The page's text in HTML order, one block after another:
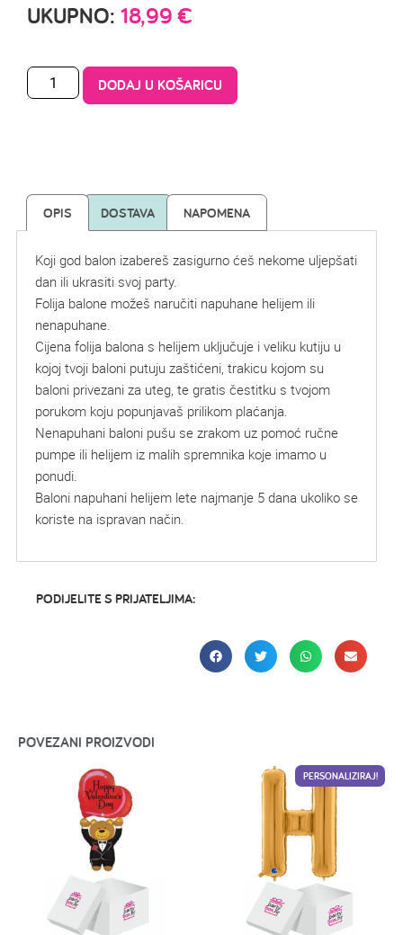
UKUPNO: 18,99€
DODAJ U KOŠARICU
OPIS DOSTAVA NAPOMENA
Koji god balon izabereš zasigurno ćeš nekome uljepšati
dan ili ukrasiti svoj party.
Folija balone možeš naručiti napuhane helijem ili
nenapuhane.
Cijena folija balona s helijem uključuje i veliku kutiju u
kojoj tvoji baloni putuju zaštićeni, trakicu kojom su
baloni privezani za uteg, te gratis čestitku s tvojom
porukom koju popunjavaš prilikom plaćanja.
Nenapuhani baloni pušu se zrakom uz pomoć ručne
pumpe ili helijem iz malih spremnika koje imamo u
ponudi.
Baloni napuhani helijem lete najmanje 5 dana ukoliko se
koriste na ispravan način.
PODIJELITE S PRIJATELJIMA:
POVEZANI PROIZVODI
PERSONALIZIRAJ!